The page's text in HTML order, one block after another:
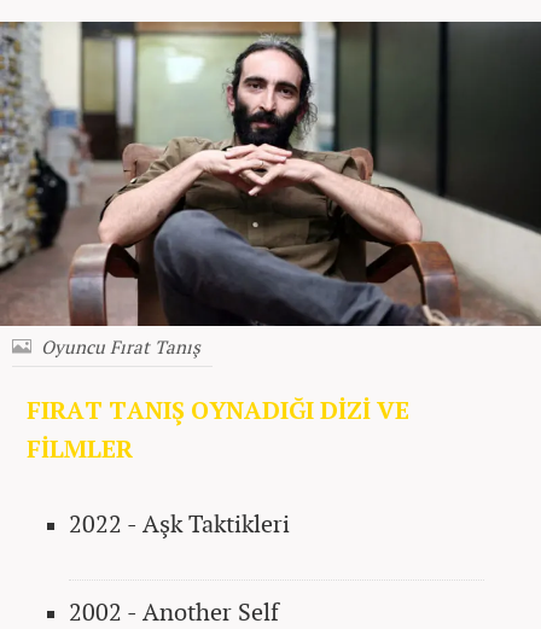
Oyuncu Fırat Tanış
FIRAT TANIŞ OYNADIĞI DİZİ VE
FİLMLER
2022 - Aşk Taktikleri
2002 - Another Self